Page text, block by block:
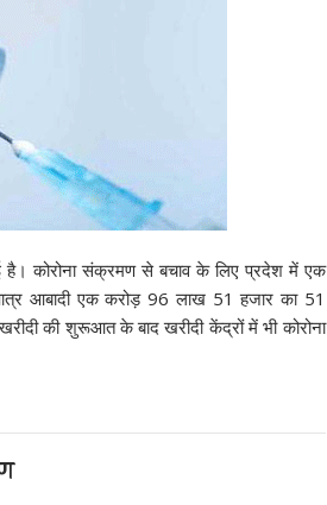
है। कोरोना संक्रमण से बचाव के लिए प्रदेश में एक
आबादी एक करोड़ 96 लाख 51 हजार का 51
की शुरूआत के बाद खरीदी केंद्रों में भी कोरोना